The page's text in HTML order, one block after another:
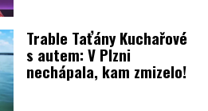
Trable Taťány Kuchařové
s autem: V Plzni
nechápala, kam zmizelo!